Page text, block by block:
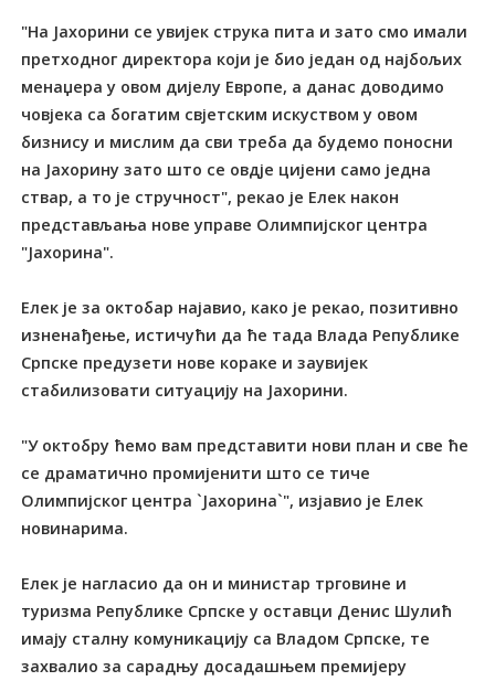
"На Јахорини се увијек струка пита и зато смо имали
претходног директора који је био један од најбољих
менаџера у овом дијелу Европе, а данас доводимо
човјека са богатим свјетским искуством у овом
бизнису и мислим да сви треба да будемо поносни
на Јахорину зато што се овдје цијени само једна
ствар, а то је стручност", рекао је Елек након
представљања нове управе Олимпијског центра
"Јахорина".
Елек је за октобар најавио, како је рекао, позитивно
изненађење, истичући да ће тада Влада Републике
Српске предузети нове кораке и заувијек
стабилизовати ситуацију на Јахорини.
"У октобру ћемо вам представити нови план и све ће
се драматично промијенити што се тиче
Олимпијског центра `Јахорина`", изјавио је Елек
новинарима.
Елек је нагласио да он и министар трговине и
туризма Републике Српске у оставци Денис Шулић
имају сталну комуникацију са Владом Српске, те
захвалио за сарадњу досадашњем премијеру